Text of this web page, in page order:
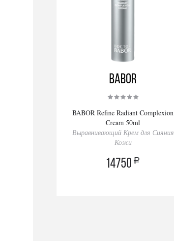
BABOR
BABOR Refine Radiant Complexion
Cream 50ml
Выравнивающий Крем для Сияния
Кожи
14750 a